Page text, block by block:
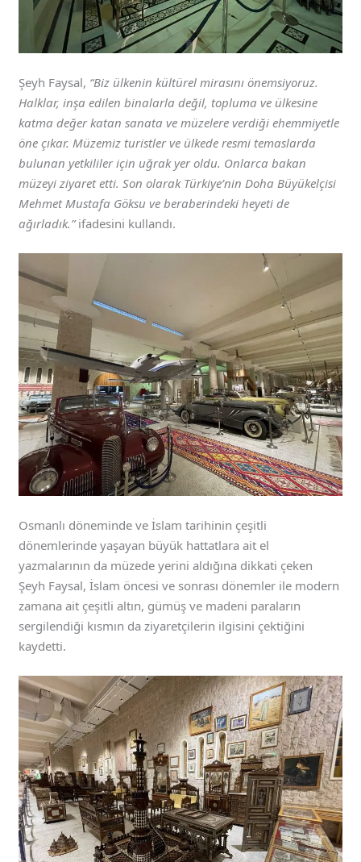
Şeyh Faysal, “Biz ülkenin kültürel mirasını önemsiyoruz.
Halklar, inşa edilen binalarla değil, topluma ve ülkesine
katma değer katan sanata ve müzelere verdiği ehemmiyetle
öne çıkar. Müzemiz turistler ve ülkede resmi temaslarda
bulunan yetkililer için uğrak yer oldu. Onlarca bakan
müzeyi ziyaret etti. Son olarak Türkiye’nin Doha Büyükelçisi
Mehmet Mustafa Göksu ve beraberindeki heyeti de
ağırladık.”ifadesini kullandı.
Osmanlı döneminde ve İslam tarihinin çeşitli
dönemlerinde yaşayan büyük hattatlara ait el
yazmalarının da müzede yerini aldığına dikkati çeken
Şeyh Faysal, İslam öncesi ve sonrası dönemler ile modern
zamana ait çeşitli altın, gümüş ve madeni paraların
sergilendiği kısmın da ziyaretçilerin ilgisini çektiğini
kaydetti.